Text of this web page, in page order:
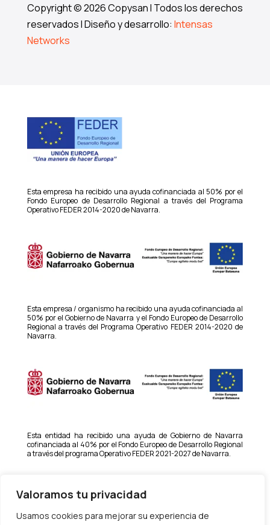
Valoramos tu privacidad
Usamos cookies para mejorar su experiencia de
Copyright © 2026 Copysan I Todos los derechos
reservados I Diseño y desarrollo: Intensas
Networks
Esta empresa ha recibido una ayuda cofinanciada al 50% por el
Fondo Europeo de Desarrollo Regional a través del Programa
Operativo FEDER 2014-2020 de Navarra.
Esta empresa / organismo ha recibido una ayuda cofinanciada al
50% por el Gobierno de Navarra y el Fondo Europeo de Desarrollo
Regional a través del Programa Operativo FEDER 2014-2020 de
Navarra.
Esta entidad ha recibido una ayuda de Gobierno de Navarra
cofinanciada al 40% por el Fondo Europeo de Desarrollo Regional
a través del programa Operativo FEDER 2021-2027 de Navarra.